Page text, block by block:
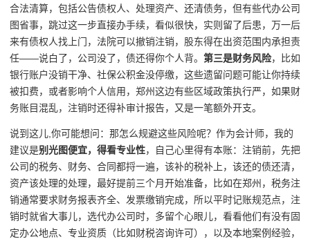
合法清算，包括公告债权人、处理资产、还清债务，但有些代办公司
图省事，跳过这一步直接办手续，看似很快，实则留了后患，万一后
来有债权人找上门，法院可以撤销注销，股东得在出资范围内承担责
任——说白了，公司没了，债还得你个人背。 第三是财务风险，比如
银行账户没销干净、社保公积金没停缴，这些遗留问题可能让你持续
被扣费，或者影响个人信用，郑州这边有些区域政策执行严，如果财
务账目混乱，注销时还得补审计报告，又是一笔额外开支。
说到这儿,你可能想问：那怎么规避这些风险呢？作为会计师，我的
建议是别光图便宜，得看专业性，自己心里得有本账：注销前，先把
公司的税务、财务、合同都捋一遍，该补的税补上，该还的债还清，
资产该处理的处理，最好提前三个月开始准备，比如在郑州，税务注
销通常要求财务报表齐全、发票缴销完成，所以平时记账规范点，注
销时就省大事儿，选代办公司时，多留个心眼儿，看看他们有没有固
定办公地点、专业资质（比如财税咨询许可），以及本地案例经验，